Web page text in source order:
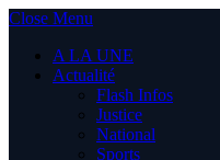
Close Menu
A LA UNE
Actualité
Flash Infos
Justice
National
Sports